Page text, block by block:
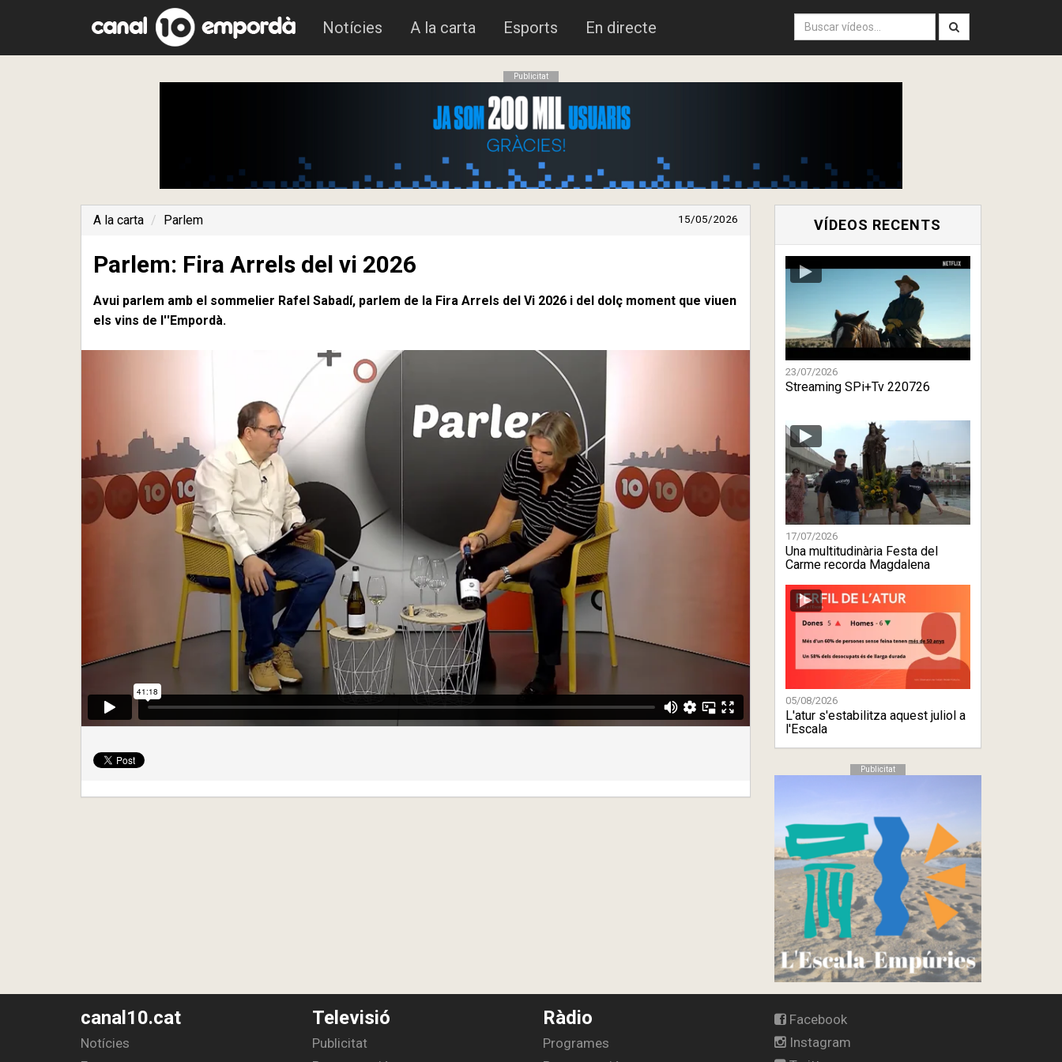
Notícies A la carta Esports En directe
Publicitat
A la carta Parlem 15/05/2026
Parlem: Fira Arrels del vi 2026
Avui parlem amb el sommelier Rafel Sabadí, parlem de la Fira Arrels del Vi 2026 i del dolç moment que viuen
els vins de l''Empordà.
VÍDEOS RECENTS
23/07/2026
Streaming SPi+Tv 220726
17/07/2026
Una multitudinària Festa del
Carme recorda Magdalena
05/08/2026
L'atur s'estabilitza aquest juliol a
l'Escala
Publicitat
canal10.cat
Notícies
Televisió
Publicitat
Ràdio
Programes
Facebook
Instagram